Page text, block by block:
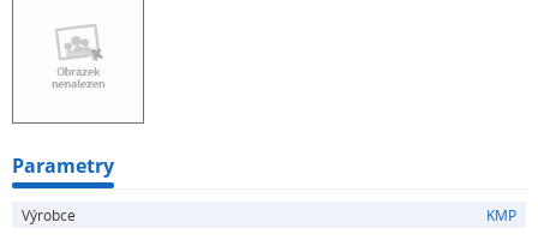
Parametry
Výrobce KMP